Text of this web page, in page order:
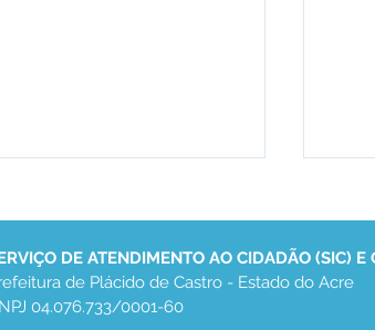
DE ATENDIMENTO AO CIDADÃO (SIC) E
de Plácido de Castro - Estado do Acre
04.076.733/0001-60